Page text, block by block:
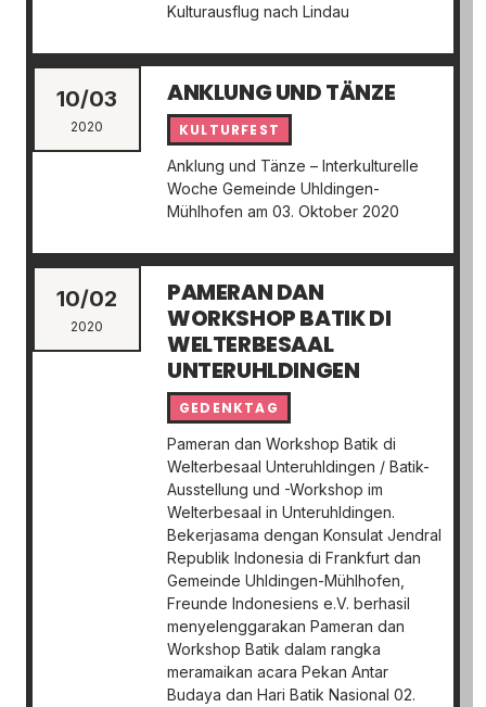
Kulturausflug nach Lindau
10/03
2020
ANKLUNG UND TÄNZE
KULTURFEST
Anklung und Tänze – Interkulturelle
Woche Gemeinde Uhldingen-
Mühlhofen am 03. Oktober 2020
10/02
2020
PAMERAN DAN
WORKSHOP BATIK DI
WELTERBESAAL
UNTERUHLDINGEN
GEDENKTAG
Pameran dan Workshop Batik di
Welterbesaal Unteruhldingen / Batik-
Ausstellung und -Workshop im
Welterbesaal in Unteruhldingen.
Bekerjasama dengan Konsulat Jendral
Republik Indonesia di Frankfurt dan
Gemeinde Uhldingen-Mühlhofen,
Freunde Indonesiens e.V. berhasil
menyelenggarakan Pameran dan
Workshop Batik dalam rangka
meramaikan acara Pekan Antar
Budaya dan Hari Batik Nasional 02.